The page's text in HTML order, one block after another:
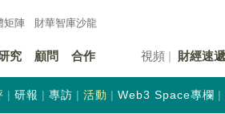
矩陣 財華智庫沙龍
究 顧問 合作 視頻 財經速遞
研報 專訪 活動 Web3 Space專欄